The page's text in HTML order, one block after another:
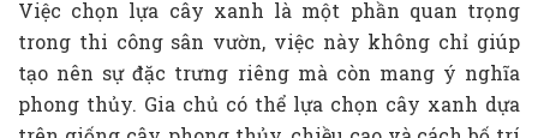
Việc chọn lựa cây xanh là một phần quan trọng
trong thi công sân vườn, việc này không chỉ giúp
tạo nên sự đặc trưng riêng mà còn mang ý nghĩa
phong thủy. Gia chủ có thể lựa chọn cây xanh dựa